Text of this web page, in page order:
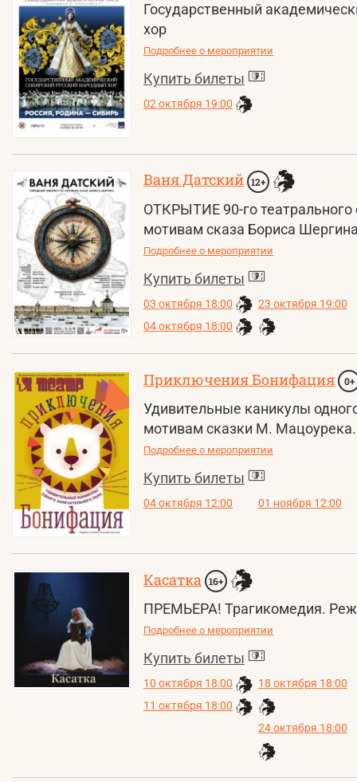
Государственный
хор
Подробнее о мероприятии
Купить билеты
02 октября 19:00
Ваня Датский 12+
ОТКРЫТИЕ 90-го
мотивам сказа Бориса
Подробнее о мероприятии
Купить билеты
03 октября 18:00
04 октября 18:00
23 октября 19:00
Приключения Бонифация 0+
Удивительные каникулы
мотивам сказки М.
Подробнее о мероприятии
Купить билеты
04 октября 12:00 01 ноября 12:00
Касатка 16+
ПРЕМЬЕРА! Трагикомедия.
Подробнее о мероприятии
Купить билеты
10 октября 18:00
11 октября 18:00
18 октября 18:00
24 октября 18:00